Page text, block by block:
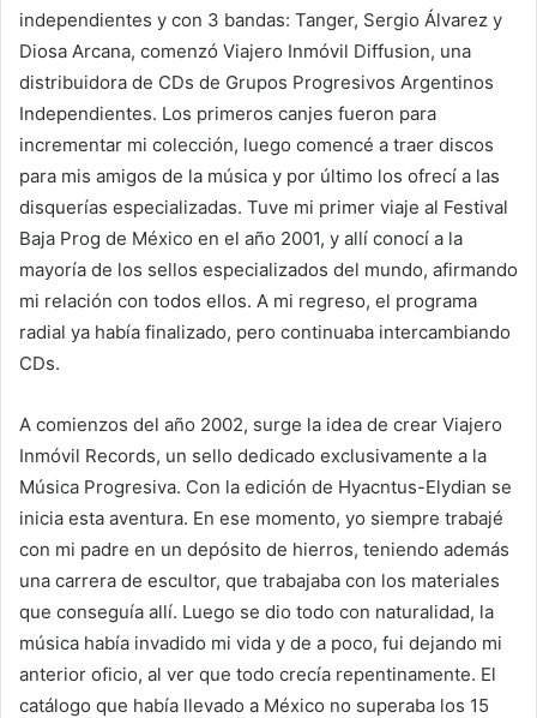
independientes y con 3 bandas: Tanger, Sergio Álvarez y
Diosa Arcana, comenzó Viajero Inmóvil Diffusion, una
distribuidora de CDs de Grupos Progresivos Argentinos
Independientes. Los primeros canjes fueron para
incrementar mi colección, luego comencé a traer discos
para mis amigos de la música y por último los ofrecí a las
disquerías especializadas. Tuve mi primer viaje al Festival
Baja Prog de México en el año 2001, y allí conocí a la
mayoría de los sellos especializados del mundo, afirmando
mi relación con todos ellos. A mi regreso, el programa
radial ya había finalizado, pero continuaba intercambiando
CDs.
A comienzos del año 2002, surge la idea de crear Viajero
Inmóvil Records, un sello dedicado exclusivamente a la
Música Progresiva. Con la edición de Hyacntus-Elydian se
inicia esta aventura. En ese momento, yo siempre trabajé
con mi padre en un depósito de hierros, teniendo además
una carrera de escultor, que trabajaba con los materiales
que conseguía allí. Luego se dio todo con naturalidad, la
música había invadido mi vida y de a poco, fui dejando mi
anterior oficio, al ver que todo crecía repentinamente. El
catálogo que había llevado a México no superaba los 15